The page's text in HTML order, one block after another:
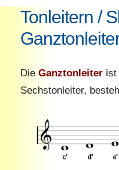
Tonleitern /
Die Ganztonleiterist
Sechstonleiter,